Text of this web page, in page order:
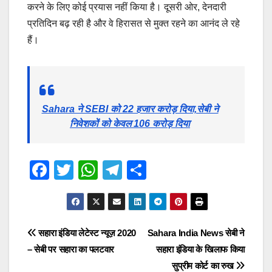
करने के लिए कोई प्रयास नहीं किया है। दूसरी ओर, देनदारी
प्रतिदिन बढ़ रही है और वे हिरासत से मुक्त रहने का आनंद ले रहे
हैं।
Sahara ने SEBI को 22 हजार करोड़ दिया,सेबी ने
निवेशकों को केवल 106 करोड़ दिया
F
e
b
T
wi
tt
er
W
h
at
s
A
T
el
e
gr
h
ar
e
Post
navigation
Sahara India News सेबी ने
सहारा इंडिया के खिलाफ किया
सुप्रीम कोर्ट का रुख
सहारा इंडिया लेटेस्ट न्यूज़ 2020
– सेबी पर सहारा का पलटवार